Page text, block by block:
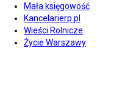
Mała księgowość
Kancelarierp.pl
Wieści Rolnicze
Życie Warszawy